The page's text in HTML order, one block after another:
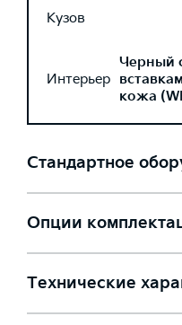
Кузов
Интерьер
Черный
кожа
Стандартное
Опции
Технические